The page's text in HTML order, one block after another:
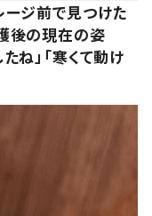
ージ前で見つけた
後の現在の姿
ね」「寒くて動け